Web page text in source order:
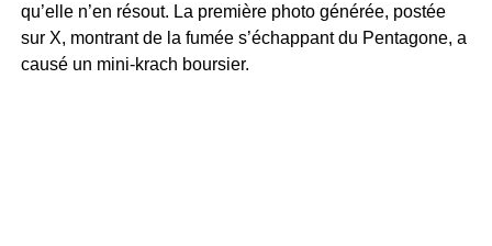
qu’elle n’en résout. La première photo générée, postée
sur X, montrant de la fumée s’échappant du Pentagone, a
causé un mini-krach boursier.